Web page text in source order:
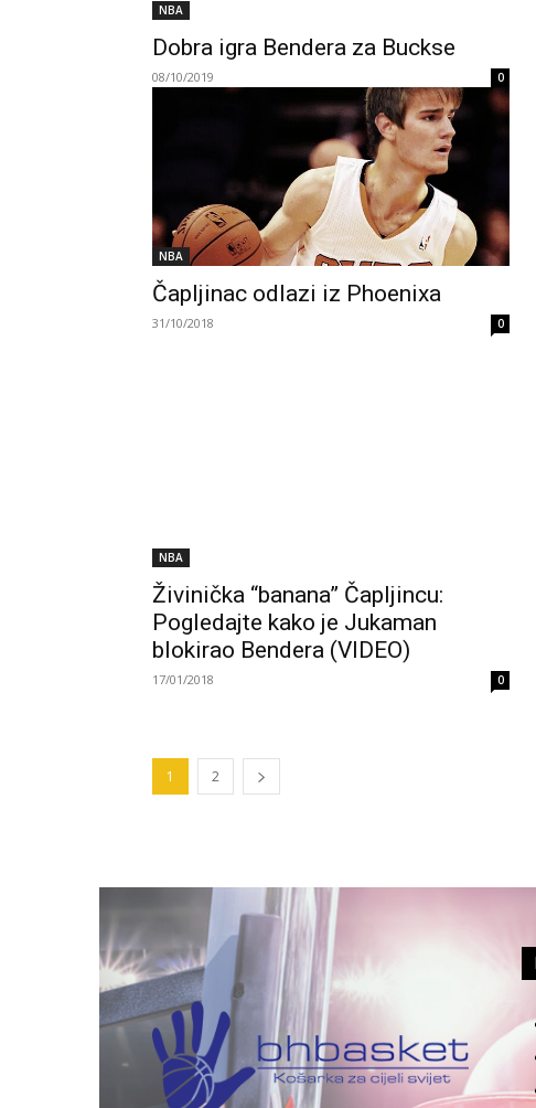
NBA
Dobra igra Bendera za Buckse
08/10/2019 0
NBA
Čapljinac odlazi iz Phoenixa
31/10/2018 0
NBA
Živinička “banana” Čapljincu:
Pogledajte kako je Jukaman
blokirao Bendera (VIDEO)
17/01/2018 0
1 2